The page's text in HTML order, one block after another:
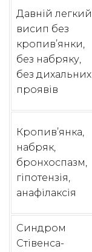
Давній легкий
висип без
кропив’янки,
без набряку,
без дихальних
проявів
Кропив’янка,
набряк,
бронхоспазм,
гіпотензія,
анафілаксія
Синдром
Стівенса-